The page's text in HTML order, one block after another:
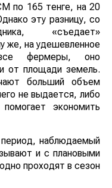
по 165 тенге, на 20
эту разницу, со
«съедает»
же, на удешевленное
фермеры, оно
от площади земель.
больший объем
не выдается, либо
экономить
наблюдаемый
и с плановыми
проходят в сезон